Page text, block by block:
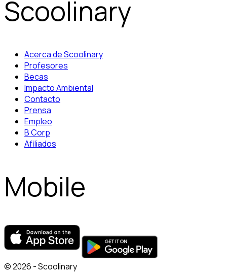
Scoolinary
Acerca de Scoolinary
Profesores
Becas
Impacto Ambiental
Contacto
Prensa
Empleo
B Corp
Afiliados
Mobile
© 2026 - Scoolinary